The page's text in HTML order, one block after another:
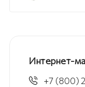
Интернет-
+7 (800)